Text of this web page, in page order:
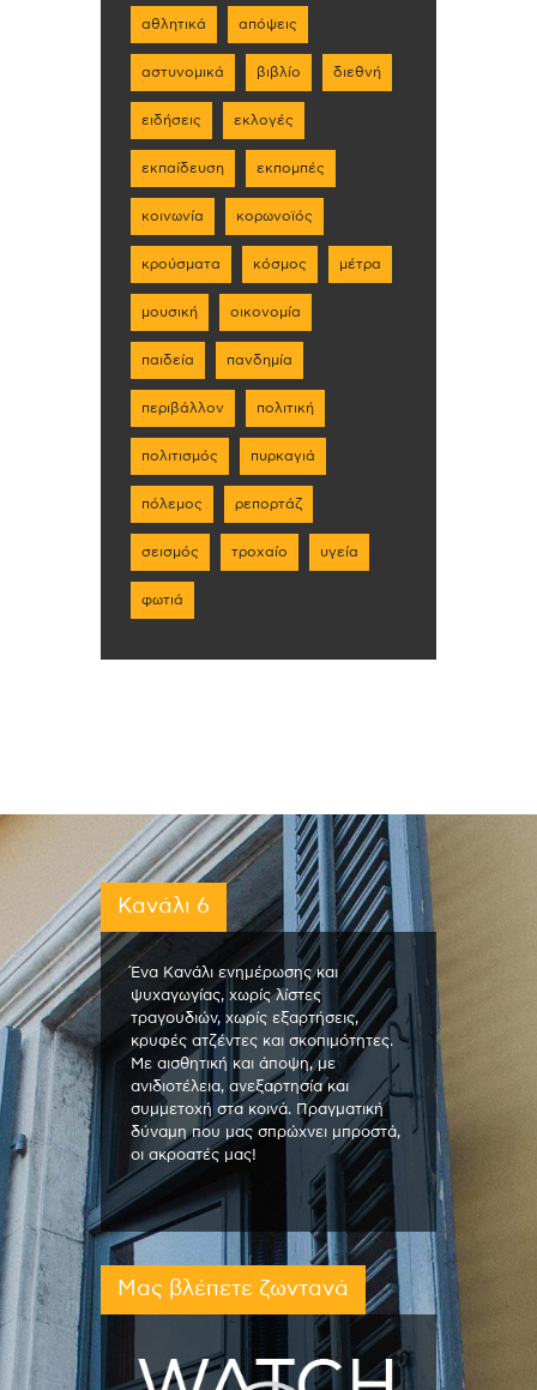
αθλητικά απόψεις
αστυνομικά βιβλίο διεθνή
ειδήσεις εκλογές
εκπαίδευση εκπομπές
κοινωνία κορωνοϊός
κρούσματα κόσμος μέτρα
μουσική οικονομία
παιδεία πανδημία
περιβάλλον πολιτική
πολιτισμός πυρκαγιά
πόλεμος ρεπορτάζ
σεισμός τροχαίο υγεία
φωτιά
Κανάλι 6
Ένα Κανάλι ενημέρωσης και
ψυχαγωγίας, χωρίς λίστες
τραγουδιών, χωρίς εξαρτήσεις,
κρυφές ατζέντες και σκοπιμότητες.
Με αισθητική και άποψη, με
ανιδιοτέλεια, ανεξαρτησία και
συμμετοχή στα κοινά. Πραγματική
δύναμη που μας σπρώχνει μπροστά,
οι ακροατές μας!
Μας βλέπετε ζωντανά